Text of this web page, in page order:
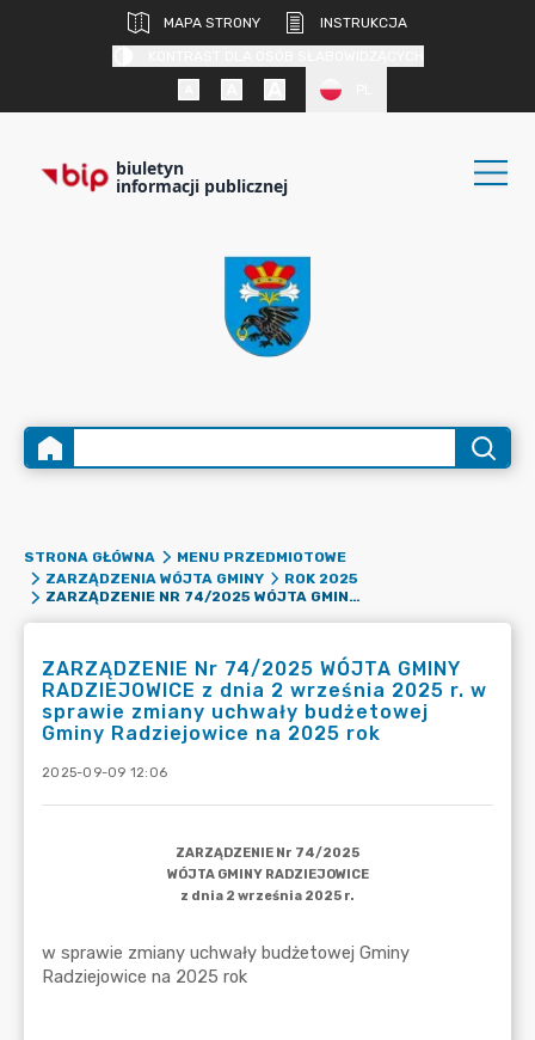
MAPA STRONY
INSTRUKCJA
biuletyn
informacji publicznej
STRONA GŁÓWNA
MENU PRZEDMIOTOWE
ZARZĄDZENIA WÓJTA GMINY
ROK 2025
ZARZĄDZENIE NR 74/2025 WÓJTA GMINY RADZIEJOWICE Z DNIA 2 WRZEŚNIA 2025 R. W SPRAWIE ZMIANY UCHWAŁY BUDŻETOWEJ GMINY RADZIEJOWICE NA 2025 ROK
ZARZĄDZENIE Nr 74/2025 WÓJTA GMINY
RADZIEJOWICE z dnia 2 września 2025 r. w
sprawie zmiany uchwały budżetowej
Gminy Radziejowice na 2025 rok
2025-09-09 12:06